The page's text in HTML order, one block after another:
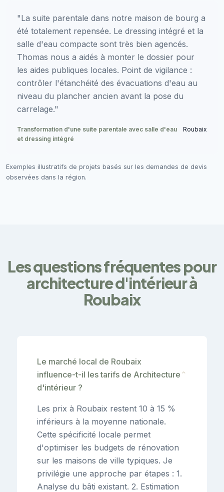
"La suite parentale dans notre maison de bourg a
été totalement repensée. Le dressing intégré et la
salle d'eau compacte sont très bien agencés.
Thomas nous a aidés à monter le dossier pour
les aides publiques locales. Point de vigilance :
contrôler l'étanchéité des évacuations d'eau au
niveau du plancher ancien avant la pose du
carrelage."
Transformation d'une suite parentale avec salle d'eau
et dressing intégré
Roubaix
Exemples illustratifs de projets basés sur les demandes de devis
observées dans la région.
Les questions fréquentes pour
architecture d'intérieur à
Roubaix
Le marché local de Roubaix
influence-t-il les tarifs de Architecture
d'intérieur ?
⌄
Les prix à Roubaix restent 10 à 15 %
inférieurs à la moyenne nationale.
Cette spécificité locale permet
d'optimiser les budgets de rénovation
sur les maisons de ville typiques. Je
privilégie une approche par étapes : 1.
Analyse du bâti existant. 2. Estimation